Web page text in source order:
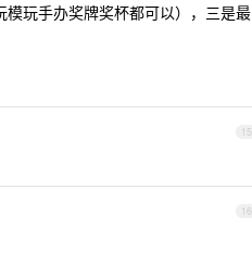
玩手办奖牌奖杯都可以），三是最
15
16